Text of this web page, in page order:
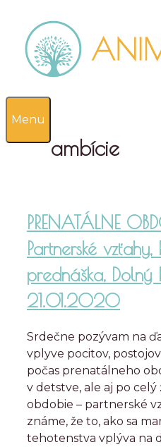
obsah
Menu
ambície
PRENATÁLNE
Partnerské
prednáška, Dolný
21.01.2020
Srdečne pozývam na
vplyve pocitov,
počas prenatálneho
v detstve, ale aj po
obdobie – partnerské
známe, že to, ako sa
tehotenstva vplýva na